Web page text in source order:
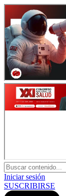
Iniciar sesión
SUSCRIBIRSE